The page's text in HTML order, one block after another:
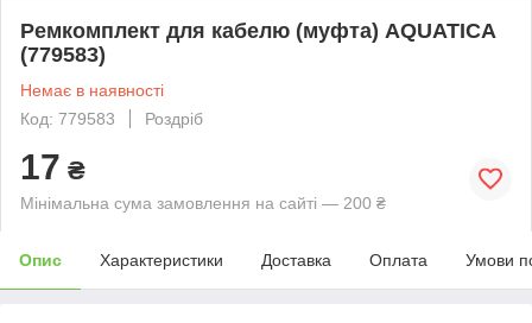
Ремкомплект для кабелю (муфта) AQUATICA
(779583)
Немає в наявності
Код: 779583
Роздріб
17 ₴
Мінімальна сума замовлення на сайті — 200 ₴
Опис Характеристики Доставка Оплата Умови